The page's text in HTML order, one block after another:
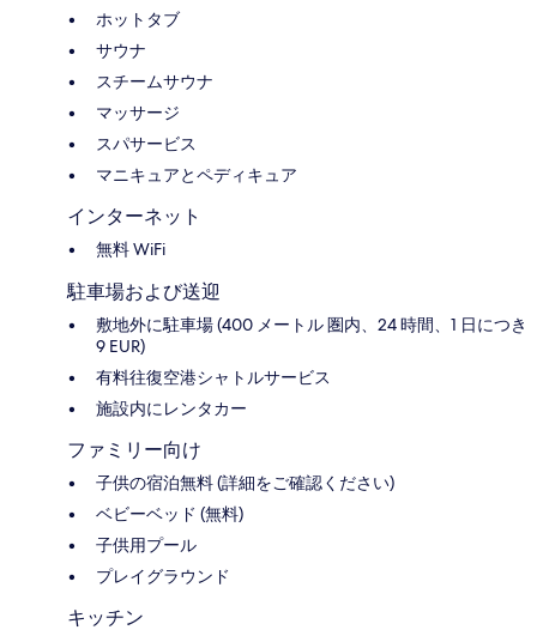
ホットタブ
サウナ
スチームサウナ
マッサージ
スパサービス
マニキュアとペディキュア
インターネット
無料 WiFi
駐車場および送迎
敷地外に駐車場 (400 メートル 圏内、24 時間、1 日につき
9 EUR)
有料往復空港シャトルサービス
施設内にレンタカー
ファミリー向け
子供の宿泊無料 (詳細をご確認ください)
ベビーベッド (無料)
子供用プール
プレイグラウンド
キッチン